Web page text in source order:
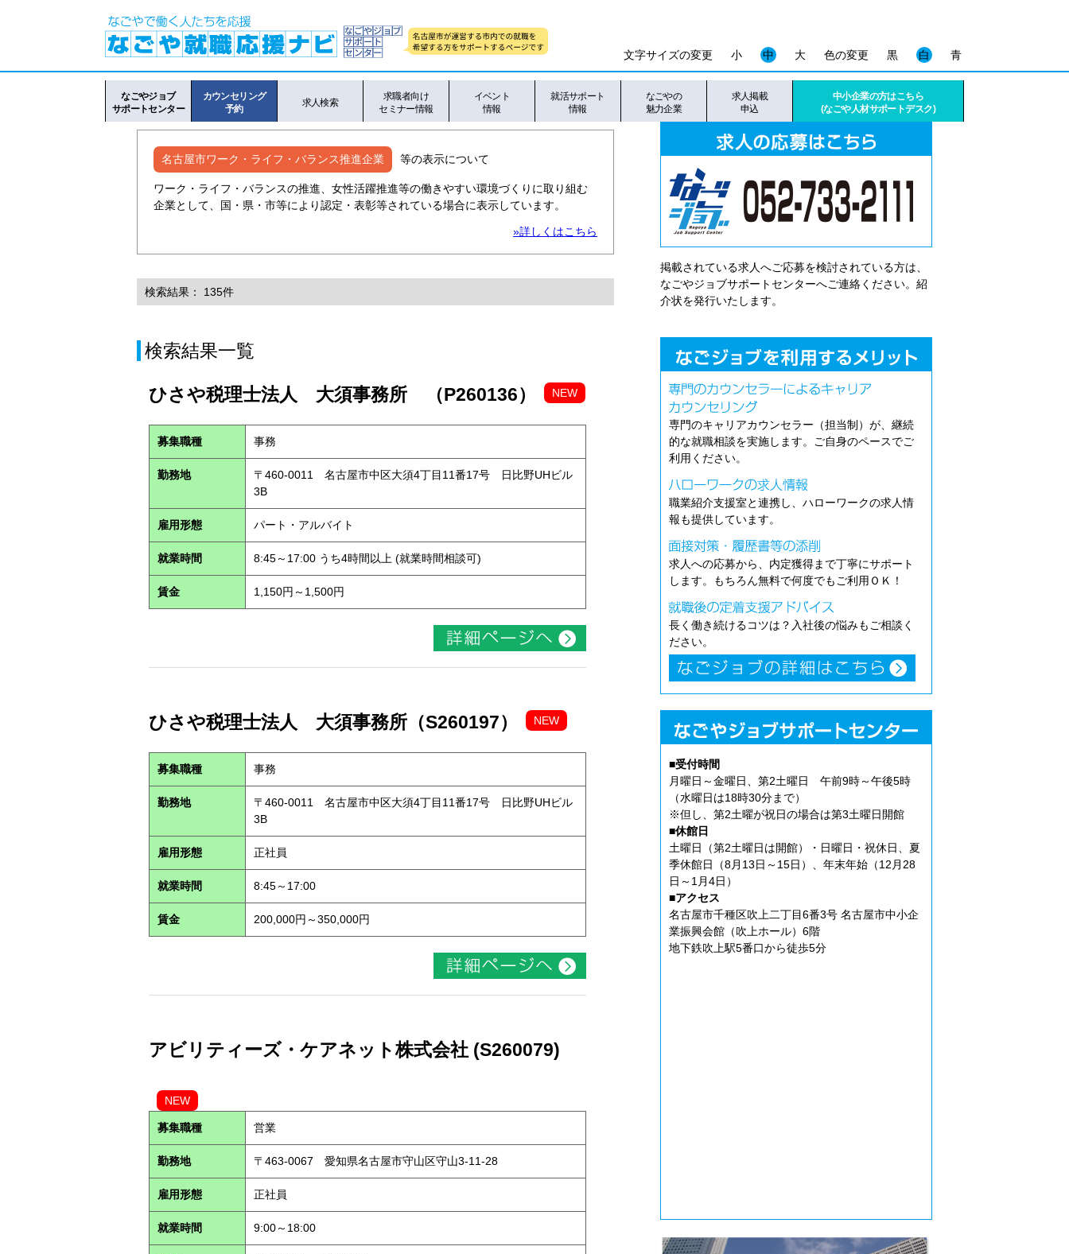
色の変更 黒 白 青
文字サイズの変更 小 中 大
なごやジョブ
サポートセンター
カウンセリング
予約
求人検索
求職者向け
セミナー情報
イベント
情報
就活サポート
情報
なごやの
魅力企業
求人掲載
申込
中小企業の方はこちら
(なごや人材サポートデスク)
名古屋市ワーク・ライフ・バランス推進企業 等の表示について
ワーク・ライフ・バランスの推進、女性活躍推進等の働きやすい環境づくりに取り組む
企業として、国・県・市等により認定・表彰等されている場合に表示しています。
»詳しくはこちら
検索結果： 135件
検索結果一覧
ひさや税理士法人 大須事務所 （P260136） NEW
募集職種 事務
勤務地
〒460-0011 名古屋市中区大須4丁目11番17号 日比野UHビル
3B
雇用形態 パート・アルバイト
就業時間 8:45～17:00 うち4時間以上 (就業時間相談可)
賃金 1,150円～1,500円
ひさや税理士法人 大須事務所（S260197） NEW
募集職種 事務
勤務地
〒460-0011 名古屋市中区大須4丁目11番17号 日比野UHビル
3B
雇用形態 正社員
就業時間 8:45～17:00
賃金 200,000円～350,000円
アビリティーズ・ケアネット株式会社 (S260079)
NEW
募集職種 営業
勤務地 〒463-0067 愛知県名古屋市守山区守山3-11-28
雇用形態 正社員
就業時間 9:00～18:00
掲載されている求人へご応募を検討されている方は、
なごやジョブサポートセンターへご連絡ください。紹
介状を発行いたします。
専門のキャリアカウンセラー（担当制）が、継続
的な就職相談を実施します。ご自身のペースでご
利用ください。
職業紹介支援室と連携し、ハローワークの求人情
報も提供しています。
求人への応募から、内定獲得まで丁寧にサポート
します。もちろん無料で何度でもご利用ＯＫ！
長く働き続けるコツは？入社後の悩みもご相談く
ださい。
■受付時間
月曜日～金曜日、第2土曜日 午前9時～午後5時
（水曜日は18時30分まで）
※但し、第2土曜が祝日の場合は第3土曜日開館
■休館日
土曜日（第2土曜日は開館）・日曜日・祝休日、夏
季休館日（8月13日～15日）、年末年始（12月28
日～1月4日）
■アクセス
名古屋市千種区吹上二丁目6番3号 名古屋市中小企
業振興会館（吹上ホール）6階
地下鉄吹上駅5番口から徒歩5分